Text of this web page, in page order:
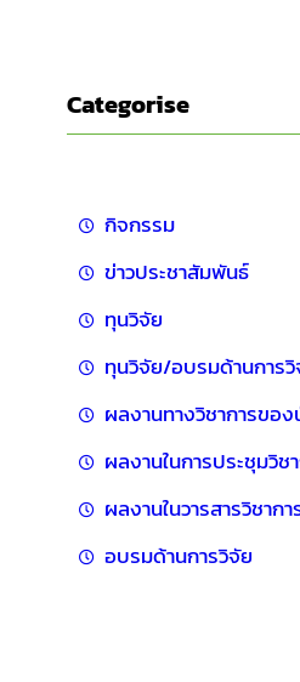
Categorise
กิจกรรม
ข่าวประชาสัมพันธ์
ทุนวิจัย
ทุนวิจัย/อบรมด้านการ
ผลงานทางวิชาการขอ
ผลงานในการประชุมวิช
ผลงานในวารสารวิชากา
อบรมด้านการวิจัย